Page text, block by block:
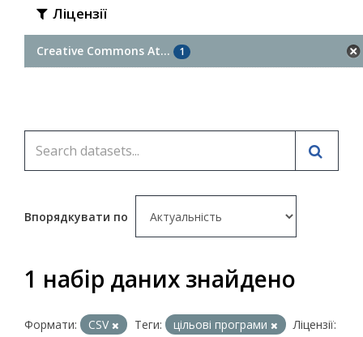
Ліцензії
Creative Commons At... 1
Впорядкувати по
1 набір даних знайдено
Формати: CSV Теги: цільові програми
Ліцензії: